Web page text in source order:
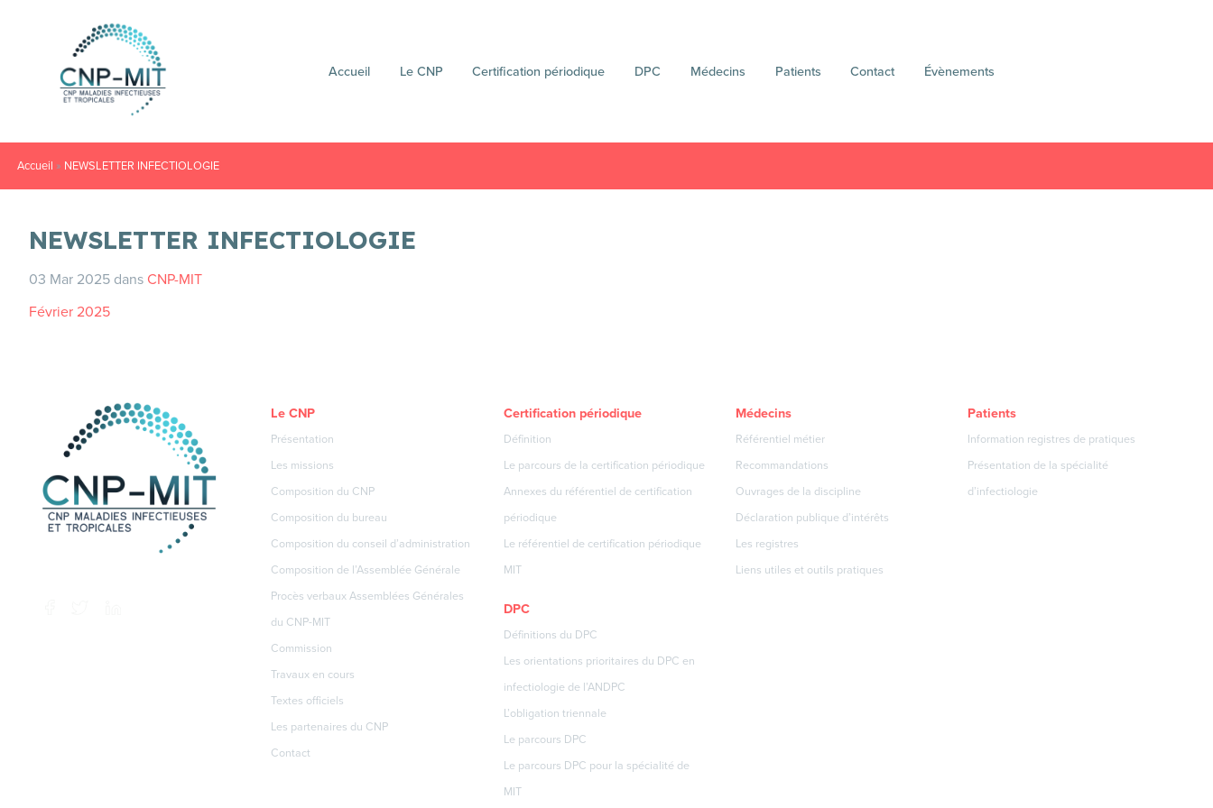
Accueil Le CNP Certification périodique DPC Médecins Patients Contact Évènements
Accueil » NEWSLETTER INFECTIOLOGIE
NEWSLETTER INFECTIOLOGIE
03 Mar 2025 dans CNP-MIT
Février 2025
Le CNP
Présentation
Les missions
Composition du CNP
Composition du bureau
Composition du conseil d’administration
Composition de l’Assemblée Générale
Procès verbaux Assemblées Générales
du CNP-MIT
Commission
Travaux en cours
Textes officiels
Les partenaires du CNP
Contact
Certification périodique
Définition
Le parcours de la certification périodique
Annexes du référentiel de certification
périodique
Le référentiel de certification périodique
MIT
DPC
Définitions du DPC
Les orientations prioritaires du DPC en
infectiologie de l’ANDPC
L’obligation triennale
Le parcours DPC
Le parcours DPC pour la spécialité de
MIT
Médecins
Référentiel métier
Recommandations
Ouvrages de la discipline
Déclaration publique d’intérêts
Les registres
Liens utiles et outils pratiques
Patients
Information registres de pratiques
Présentation de la spécialité
d’infectiologie